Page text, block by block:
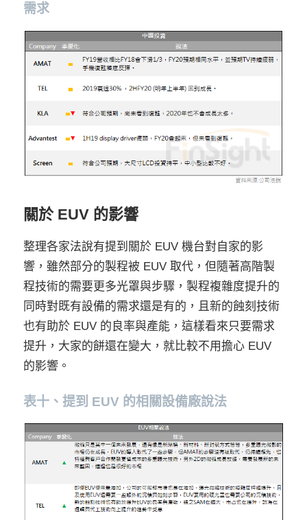
需求
關於 EUV 的影響
整理各家法說有提到關於 EUV 機台對自家的影
響，雖然部分的製程被 EUV 取代，但隨著高階製
程技術的需要更多光罩與步驟，製程複雜度提升的
同時對既有設備的需求還是有的，且新的蝕刻技術
也有助於 EUV 的良率與產能，這樣看來只要需求
提升，大家的餅還在變大，就比較不用擔心 EUV
的影響。
表十、提到 EUV 的相關設備廠說法